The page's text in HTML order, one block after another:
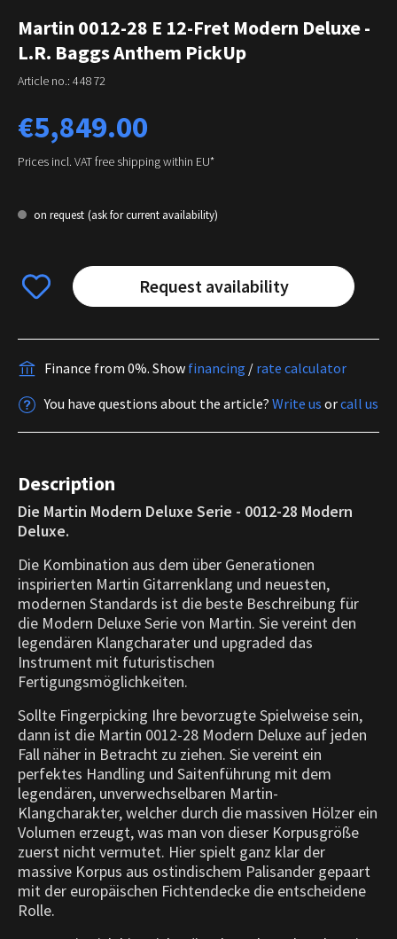
Martin 0012-28 E 12-Fret Modern Deluxe -
L.R. Baggs Anthem PickUp
Article no.: 44872
Regular price:
€5,849.00
Prices incl. VAT free shipping within EU*
on request (ask for current availability)
Request availability
Finance from 0%. Show financing / rate calculator
You have questions about the article? Write us orcall us
Description
Die Martin Modern Deluxe Serie - 0012-28 Modern
Deluxe.
Die Kombination aus dem über Generationen
inspirierten Martin Gitarrenklang und neuesten,
modernen Standards ist die beste Beschreibung für
die Modern Deluxe Serie von Martin. Sie vereint den
legendären Klangcharater und upgraded das
Instrument mit futuristischen
Fertigungsmöglichkeiten.
Sollte Fingerpicking Ihre bevorzugte Spielweise sein,
dann ist die Martin 0012-28 Modern Deluxe auf jeden
Fall näher in Betracht zu ziehen. Sie vereint ein
perfektes Handling und Saitenführung mit dem
legendären, unverwechselbaren Martin-
Klangcharakter, welcher durch die massiven Hölzer ein
Volumen erzeugt, was man von dieser Korpusgröße
zuerst nicht vermutet. Hier spielt ganz klar der
massive Korpus aus ostindischem Palisander gepaart
mit der europäischen Fichtendecke die entscheidene
Rolle.